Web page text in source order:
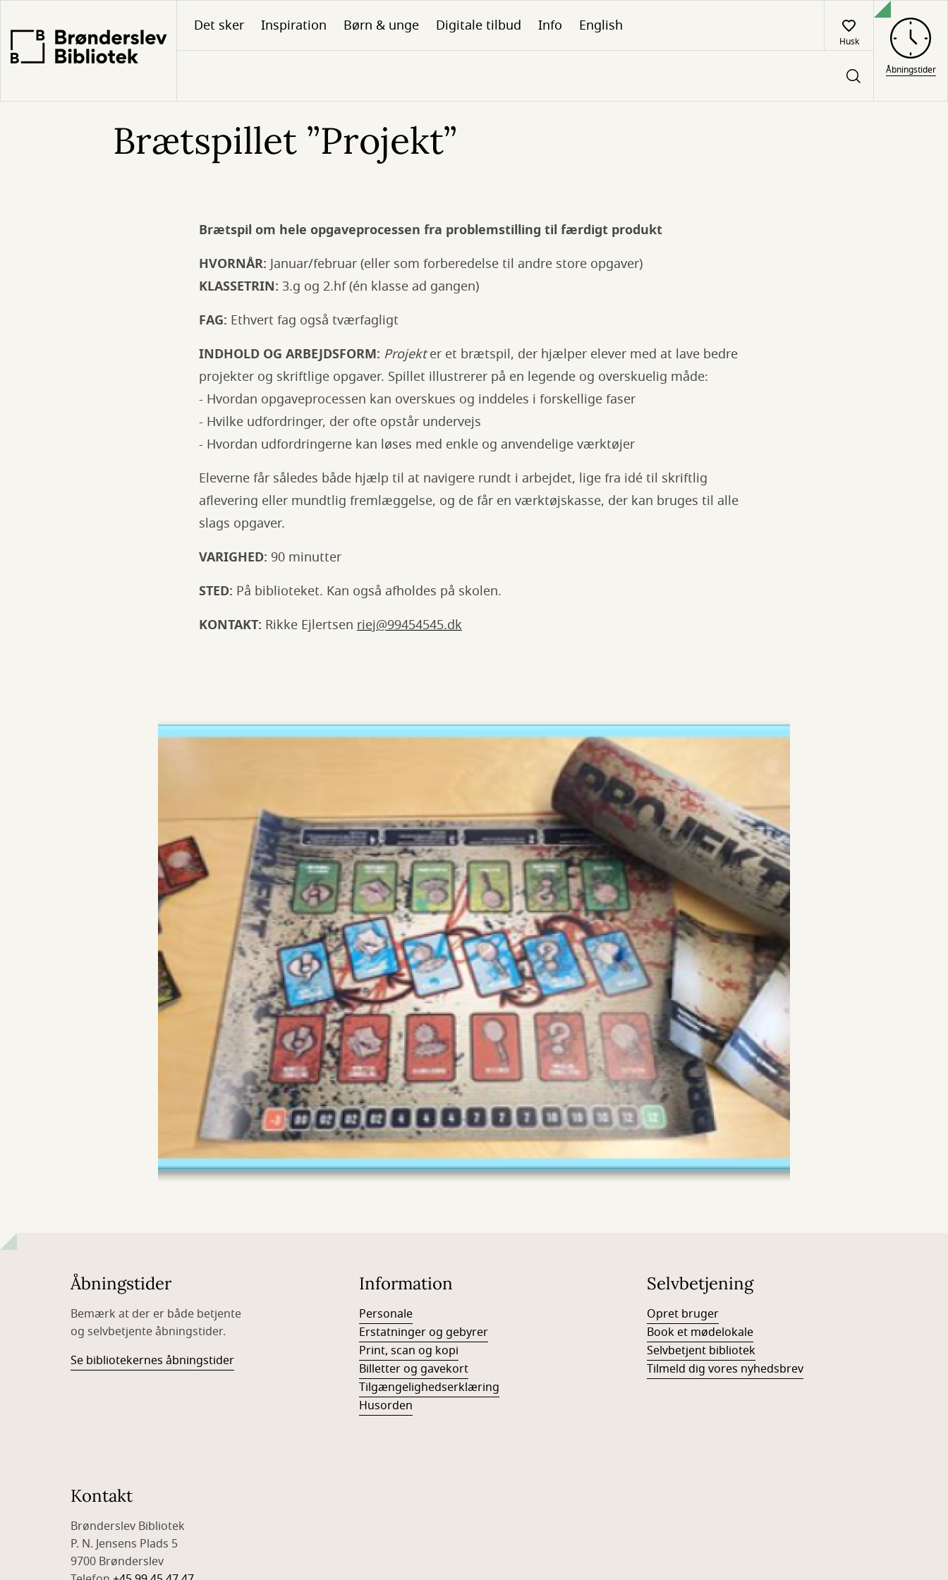
hovedindhold
Det sker Inspiration Børn & unge Digitale tilbud Info English
Husk
Åbningstider
Brætspillet ”Projekt”
Brætspil om hele opgaveprocessen fra problemstilling til færdigt produkt
HVORNÅR: Januar/februar (eller som forberedelse til andre store opgaver)
KLASSETRIN: 3.g og 2.hf (én klasse ad gangen)
FAG: Ethvert fag også tværfagligt
INDHOLD OG ARBEJDSFORM: Projekter et brætspil, der hjælper elever med at lave bedre
projekter og skriftlige opgaver. Spillet illustrerer på en legende og overskuelig måde:
- Hvordan opgaveprocessen kan overskues og inddeles i forskellige faser
- Hvilke udfordringer, der ofte opstår undervejs
- Hvordan udfordringerne kan løses med enkle og anvendelige værktøjer
Eleverne får således både hjælp til at navigere rundt i arbejdet, lige fra idé til skriftlig
aflevering eller mundtlig fremlæggelse, og de får en værktøjskasse, der kan bruges til alle
slags opgaver.
VARIGHED: 90 minutter
STED: På biblioteket. Kan også afholdes på skolen.
KONTAKT: Rikke Ejlertsen riej@99454545.dk
Åbningstider
Bemærk at der er både betjente
og selvbetjente åbningstider.
Se bibliotekernes åbningstider
Information
Personale
Erstatninger og gebyrer
Print, scan og kopi
Billetter og gavekort
Tilgængelighedserklæring
Husorden
Selvbetjening
Opret bruger
Book et mødelokale
Selvbetjent bibliotek
Tilmeld dig vores nyhedsbrev
Kontakt
Brønderslev Bibliotek
P. N. Jensens Plads 5
9700 Brønderslev